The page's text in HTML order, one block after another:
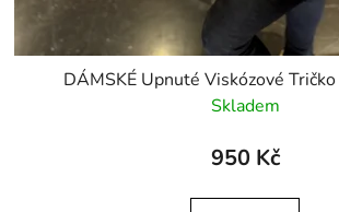
DÁMSKÉ Upnuté Viskózové Tričko
Skladem
950 Kč